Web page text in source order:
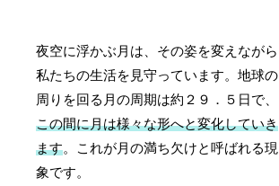
夜空に浮かぶ月は、その姿を変えながら
私たちの生活を見守っています。地球の
周りを回る月の周期は約２９．５日で、
この間に月は様々な形へと変化していき
ます。これが月の満ち欠けと呼ばれる現
象です。